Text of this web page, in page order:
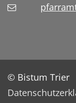
© Bistum Trier